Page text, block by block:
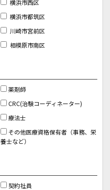
横浜市西区
横浜市都筑区
川崎市宮前区
相模原市南区
薬剤師
CRC(治験コーディネーター)
療法士
その他医療資格保有者（事務、栄
養士など）
契約社員